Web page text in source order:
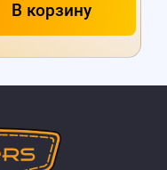
В корзину